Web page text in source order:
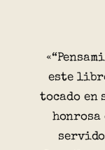
este
tocado en
honrosa
servido